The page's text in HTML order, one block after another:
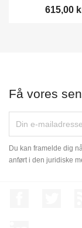
615,00
Få vores
Du kan framelde dig
anført i den juridiske